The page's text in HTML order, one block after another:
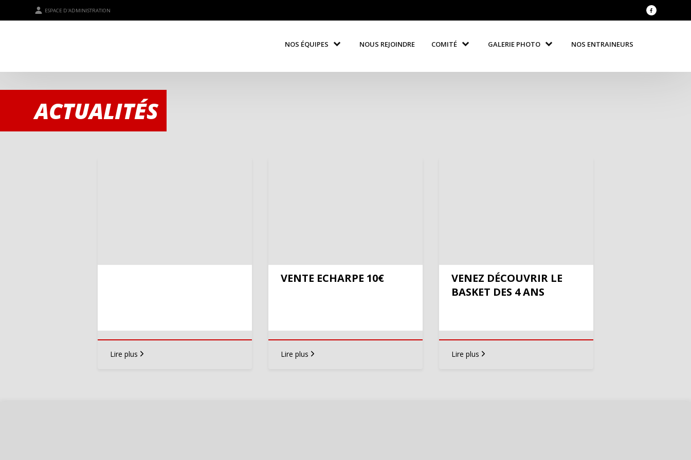
ESPACE D'ADMINISTRATION
NOS ÉQUIPES NOUS REJOINDRE COMITÉ GALERIE PHOTO NOS ENTRAINEURS
ACTUALITÉS
Lire plus
VENTE ECHARPE 10€
Lire plus
VENEZ DÉCOUVRIR LE
BASKET DES 4 ANS
Lire plus